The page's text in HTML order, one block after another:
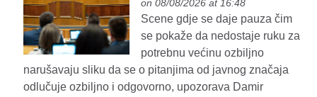
on 08/08/2026 at 16:48
Scene gdje se daje pauza čim
se pokaže da nedostaje ruku za
potrebnu većinu ozbiljno
narušavaju sliku da se o pitanjima od javnog značaja
odlučuje ozbiljno i odgovorno, upozorava Damir